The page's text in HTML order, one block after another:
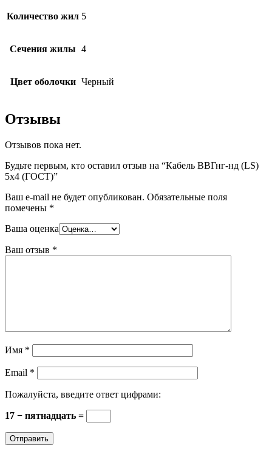
Количество жил 5
Сечения жилы 4
Цвет оболочки Черный
Отзывы
Отзывов пока нет.
Будьте первым, кто оставил отзыв на “Кабель ВВГнг-нд (LS)
5х4 (ГОСТ)”
Ваш e-mail не будет опубликован. Обязательные поля
помечены *
Ваша оценка
Ваш отзыв *
Имя *
Email *
Пожалуйста, введите ответ цифрами:
17 − пятнадцать =